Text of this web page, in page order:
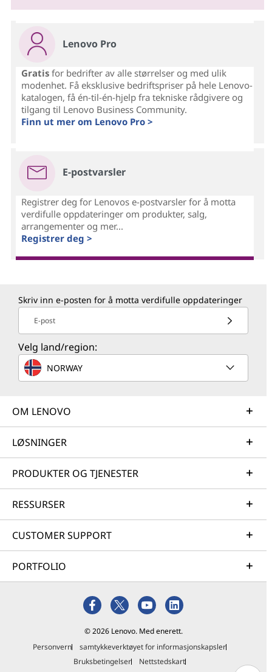
Lenovo Pro
Gratisfor bedrifter av alle størrelser og med ulik
modenhet. Få eksklusive bedriftspriser på hele Lenovo-
katalogen, få én-til-én-hjelp fra tekniske rådgivere og
tilgang til Lenovo Business Community.
Finn ut mer om Lenovo Pro >
E-postvarsler
Registrer deg for Lenovos e-postvarsler for å motta
verdifulle oppdateringer om produkter, salg,
arrangementer og mer...
Registrer deg >
Skriv inn e-posten for å motta verdifulle oppdateringer
E-post
Velg land/region:
NORWAY
OM LENOVO
LØSNINGER
PRODUKTER OG TJENESTER
RESSURSER
CUSTOMER SUPPORT
PORTFOLIO
© 2026 Lenovo. Med enerett.
Personvern
samtykkeverktøyet for informasjonskapsler
Bruksbetingelser
Nettstedskart